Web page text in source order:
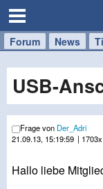
Forum News
Handy
Tablet
Windows
Mac
USB-
Frage von Der_Adri
21.09.13, 15:19:59 |
Hallo liebe